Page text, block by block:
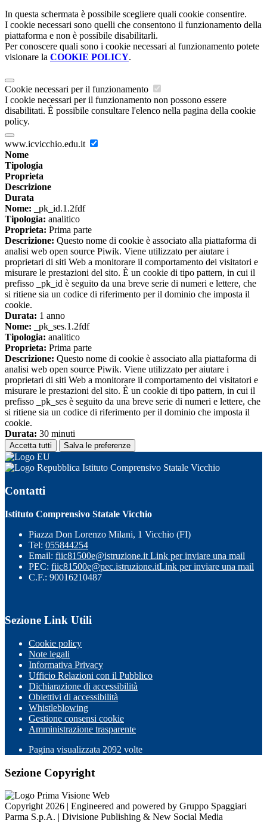
In questa schermata è possibile scegliere quali cookie consentire.
I cookie necessari sono quelli che consentono il funzionamento della
piattaforma e non è possibile disabilitarli.
Per conoscere quali sono i cookie necessari al funzionamento potete
visionare la COOKIE POLICY.
Cookie necessari per il funzionamento
I cookie necessari per il funzionamento non possono essere
disabilitati. È possibile consultare l'elenco nella pagina della cookie
policy.
www.icvicchio.edu.it
Nome
Tipologia
Proprieta
Descrizione
Durata
Nome: _pk_id.1.2fdf
Tipologia: analitico
Proprieta: Prima parte
Descrizione: Questo nome di cookie è associato alla piattaforma di
analisi web open source Piwik. Viene utilizzato per aiutare i
proprietari di siti Web a monitorare il comportamento dei visitatori e
misurare le prestazioni del sito. È un cookie di tipo pattern, in cui il
prefisso _pk_id è seguito da una breve serie di numeri e lettere, che
si ritiene sia un codice di riferimento per il dominio che imposta il
cookie.
Durata: 1 anno
Nome: _pk_ses.1.2fdf
Tipologia: analitico
Proprieta: Prima parte
Descrizione: Questo nome di cookie è associato alla piattaforma di
analisi web open source Piwik. Viene utilizzato per aiutare i
proprietari di siti Web a monitorare il comportamento dei visitatori e
misurare le prestazioni del sito. È un cookie di tipo pattern, in cui il
prefisso _pk_ses è seguito da una breve serie di numeri e lettere, che
si ritiene sia un codice di riferimento per il dominio che imposta il
cookie.
Durata: 30 minuti
Accetta tutti Salva le preferenze
Istituto Comprensivo Statale Vicchio
Contatti
Istituto Comprensivo Statale Vicchio
Piazza Don Lorenzo Milani, 1 Vicchio (FI)
Tel: 055844254
Email: fiic81500e@istruzione.it Link per inviare una mail
PEC: fiic81500e@pec.istruzione.itLink per inviare una mail
C.F.: 90016210487
Sezione Link Utili
Cookie policy
Note legali
Informativa Privacy
Ufficio Relazioni con il Pubblico
Dichiarazione di accessibilità
Obiettivi di accessibilità
Whistleblowing
Gestione consensi cookie
Amministrazione trasparente
Pagina visualizzata 2092 volte
Sezione Copyright
Copyright 2026 | Engineered and powered by Gruppo Spaggiari
Parma S.p.A. | Divisione Publishing & New Social Media